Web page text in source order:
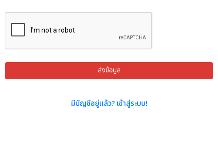
ส่งข้อมูล
มีบัญชีอยู่แล้ว? เข้าสู่ระบบ!